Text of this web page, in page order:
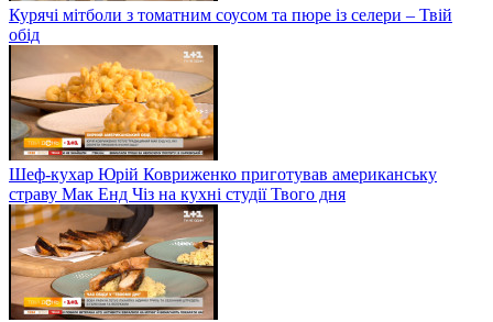
Курячі мітболи з томатним соусом та пюре із селери – Твій
обід
Шеф-кухар Юрій Ковриженко приготував американську
страву Мак Енд Чіз на кухні студії Твого дня